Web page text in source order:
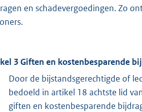
en schadevergoedingen. Zo
3 Giften en kostenbesparende
Door de bijstandsgerechtigde of
bedoeld in artikel 18 achtste lid
giften en kostenbesparende